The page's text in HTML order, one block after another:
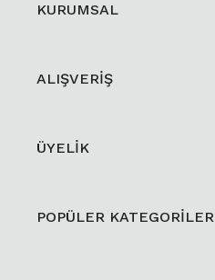
KURUMSAL
ALIŞVERİŞ
ÜYELİK
POPÜLER KATEGORİLER